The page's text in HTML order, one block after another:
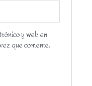
y web en
que comente.